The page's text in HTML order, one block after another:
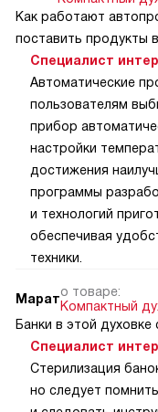
Как работают
поставить продукты
Специалист
Автоматические
пользователям
прибор
настройки
достижения
программы
и технологий
обеспечивая
техники.
Марато товаре:
Компактный
Банки в этой
Специалист
Стерилизация
но следует